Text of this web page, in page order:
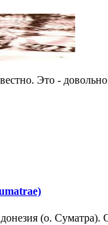
Это -
(о.